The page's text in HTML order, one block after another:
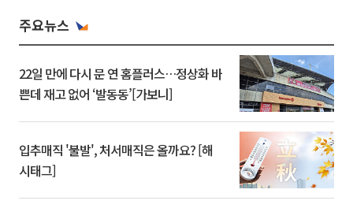
주요뉴스
22일 만에 다시 문 연 홈플러스…정상화 바
쁜데 재고 없어 ‘발동동’[가보니]
입추매직 '불발', 처서매직은 올까요? [해
시태그]